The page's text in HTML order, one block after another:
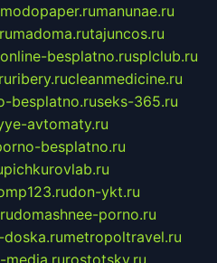
modopaper.rumanunae.ru
madoma.rutajuncos.ru
besplatno.rusplclub.ru
ribery.rucleanmedicine.ru
besplatno.ruseks-365.ru
avtomaty.ru
besplatno.ru
pichkurovlab.ru
don-ykt.ru
domashnee-porno.ru
metropoltravel.ru
rostotsky.ru